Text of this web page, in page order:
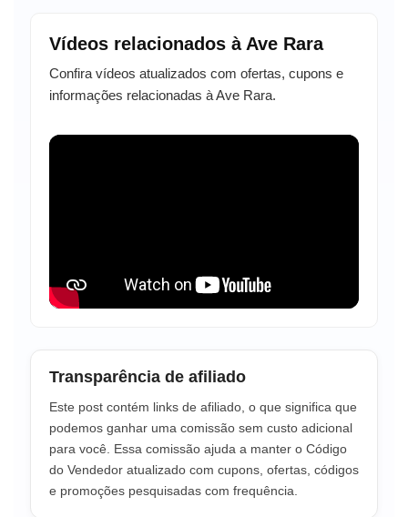
Vídeos relacionados à Ave Rara
Confira vídeos atualizados com ofertas, cupons e
informações relacionadas à Ave Rara.
Transparência de afiliado
Este post contém links de afiliado, o que significa que
podemos ganhar uma comissão sem custo adicional
para você. Essa comissão ajuda a manter o Código
do Vendedor atualizado com cupons, ofertas, códigos
e promoções pesquisadas com frequência.